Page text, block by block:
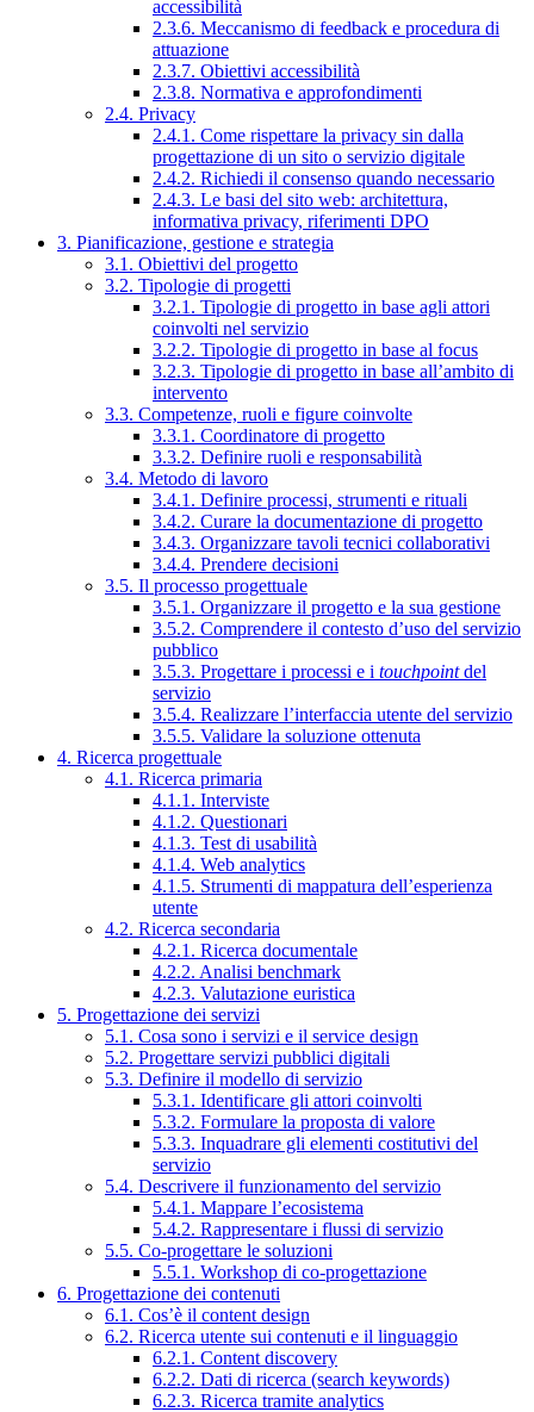
accessibilità
2.3.6. Meccanismo di feedback e procedura di
attuazione
2.3.7. Obiettivi accessibilità
2.3.8. Normativa e approfondimenti
2.4. Privacy
2.4.1. Come rispettare la privacy sin dalla
progettazione di un sito o servizio digitale
2.4.2. Richiedi il consenso quando necessario
2.4.3. Le basi del sito web: architettura,
informativa privacy, riferimenti DPO
3. Pianificazione, gestione e strategia
3.1. Obiettivi del progetto
3.2. Tipologie di progetti
3.2.1. Tipologie di progetto in base agli attori
coinvolti nel servizio
3.2.2. Tipologie di progetto in base al focus
3.2.3. Tipologie di progetto in base all’ambito di
intervento
3.3. Competenze, ruoli e figure coinvolte
3.3.1. Coordinatore di progetto
3.3.2. Definire ruoli e responsabilità
3.4. Metodo di lavoro
3.4.1. Definire processi, strumenti e rituali
3.4.2. Curare la documentazione di progetto
3.4.3. Organizzare tavoli tecnici collaborativi
3.4.4. Prendere decisioni
3.5. Il processo progettuale
3.5.1. Organizzare il progetto e la sua gestione
3.5.2. Comprendere il contesto d’uso del servizio
pubblico
3.5.3. Progettare i processi e i touchpointdel
servizio
3.5.4. Realizzare l’interfaccia utente del servizio
3.5.5. Validare la soluzione ottenuta
4. Ricerca progettuale
4.1. Ricerca primaria
4.1.1. Interviste
4.1.2. Questionari
4.1.3. Test di usabilità
4.1.4. Web analytics
4.1.5. Strumenti di mappatura dell’esperienza
utente
4.2. Ricerca secondaria
4.2.1. Ricerca documentale
4.2.2. Analisi benchmark
4.2.3. Valutazione euristica
5. Progettazione dei servizi
5.1. Cosa sono i servizi e il service design
5.2. Progettare servizi pubblici digitali
5.3. Definire il modello di servizio
5.3.1. Identificare gli attori coinvolti
5.3.2. Formulare la proposta di valore
5.3.3. Inquadrare gli elementi costitutivi del
servizio
5.4. Descrivere il funzionamento del servizio
5.4.1. Mappare l’ecosistema
5.4.2. Rappresentare i flussi di servizio
5.5. Co-progettare le soluzioni
5.5.1. Workshop di co-progettazione
6. Progettazione dei contenuti
6.1. Cos’è il content design
6.2. Ricerca utente sui contenuti e il linguaggio
6.2.1. Content discovery
6.2.2. Dati di ricerca (search keywords)
6.2.3. Ricerca tramite analytics